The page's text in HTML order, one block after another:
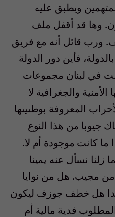
ويطبق عليه
وها قد أقفل ملف
ورب قائل أنه مع فريق
فأين دور الدولة
في لبنان مجموعات
الأمنية والجغرافية لا
المعروفة بوطنيتها
جيوبا من هذا النوع
ما كانت موجودة أم لا.
نسأل عنه يمينا
من مجيب. هل من نوايا
هل خطف جوزف ليكون
فدية مالية أم